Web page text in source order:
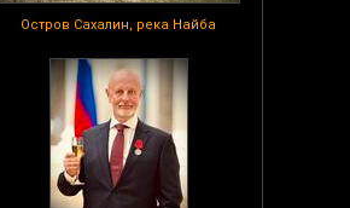
Остров Сахалин, река Найба